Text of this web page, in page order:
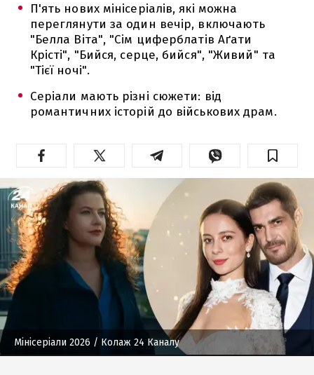
П'ять нових мінісеріалів, які можна
переглянути за один вечір, включають
"Белла Віта", "Сім циферблатів Аґати
Крісті", "Бийся, серце, бийся", "Живий" та
"Тієї ночі".
Серіали мають різні сюжети: від
романтичних історій до військових драм.
Мінісеріали 2026 / Колаж 24 Каналу